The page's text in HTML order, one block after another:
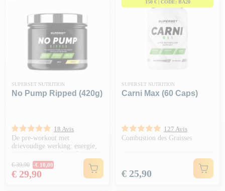
SUPERSET NUTRITION
No Pump Ripped (420g)
18 Avis
De pre-workout met
drievoudige werking: energie,
stuwing en vetverbranding
Normale prijs
€ 39,90 -€ 10,00
Prijs
€ 29,90
150 € | CODE: BA20
SUPERSET NUTRITION
Carni Max (60 Caps)
127 Avis
Combustion des Graisses
Prijs
€ 25,90